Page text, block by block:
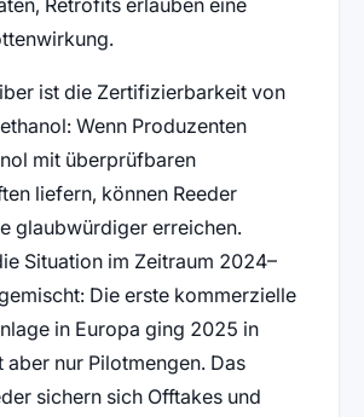
Retrofits erlauben eine
ist die Zertifizierbarkeit von
Wenn Produzenten
mit überprüfbaren
liefern, können Reeder
glaubwürdiger erreichen.
Situation im Zeitraum 2024–
Die erste kommerzielle
in Europa ging 2025 in
aber nur Pilotmengen. Das
sichern sich Offtakes und